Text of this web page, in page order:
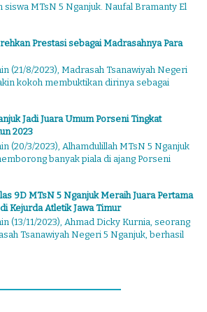
MTsN 5 Nganjuk. Naufal Bramanty El
Prestasi sebagai Madrasahnya Para
(21/8/2023), Madrasah Tsanawiyah Negeri
kokoh membuktikan dirinya sebagai
Jadi Juara Umum Porseni Tingkat
2023
(20/3/2023), Alhamdulillah MTsN 5 Nganjuk
banyak piala di ajang Porseni
9D MTsN 5 Nganjuk Meraih Juara Pertama
Kejurda Atletik Jawa Timur
(13/11/2023), Ahmad Dicky Kurnia, seorang
Tsanawiyah Negeri 5 Nganjuk, berhasil